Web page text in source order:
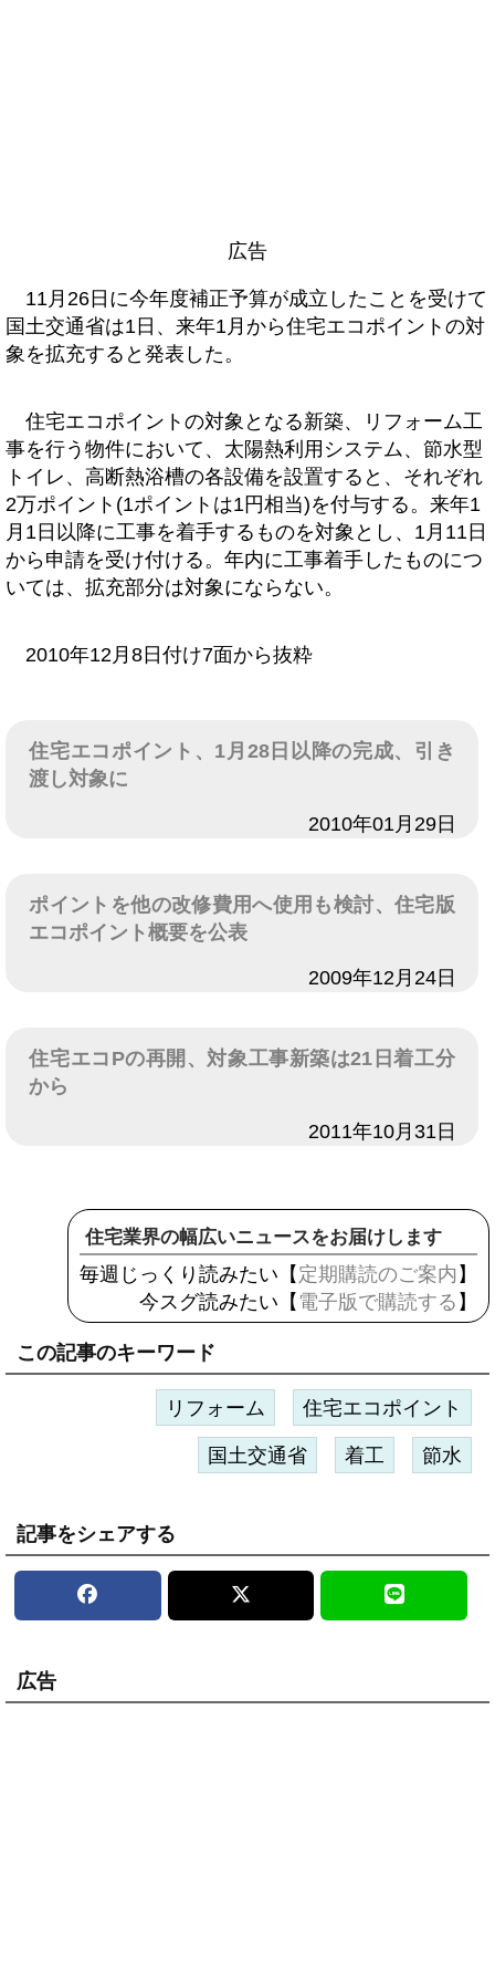
広告
11月26日に今年度補正予算が成立したことを受けて
国土交通省は1日、来年1月から住宅エコポイントの対
象を拡充すると発表した。
住宅エコポイントの対象となる新築、リフォーム工
事を行う物件において、太陽熱利用システム、節水型
トイレ、高断熱浴槽の各設備を設置すると、それぞれ
2万ポイント(1ポイントは1円相当)を付与する。来年1
月1日以降に工事を着手するものを対象とし、1月11日
から申請を受け付ける。年内に工事着手したものにつ
いては、拡充部分は対象にならない。
2010年12月8日付け7面から抜粋
住宅エコポイント、1月28日以降の完成、引き
渡し対象に
2010年01月29日
ポイントを他の改修費用へ使用も検討、住宅版
エコポイント概要を公表
2009年12月24日
住宅エコPの再開、対象工事新築は21日着工分
から
2011年10月31日
住宅業界の幅広いニュースをお届けします
毎週じっくり読みたい【 定期購読のご案内 】
今スグ読みたい【 電子版で購読する 】
この記事のキーワード
リフォーム 住宅エコポイント
国土交通省 着工 節水
記事をシェアする
広告